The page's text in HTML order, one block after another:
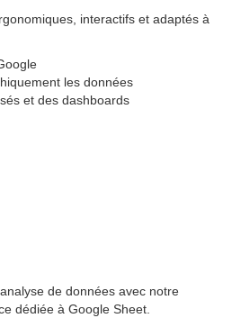
interactifs et adaptés à
les données
et des dashboards
de données avec notre
dédiée à Google Sheet.